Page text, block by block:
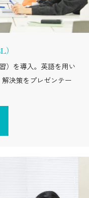
）を導入。英語を用い
決策をプレゼンテー